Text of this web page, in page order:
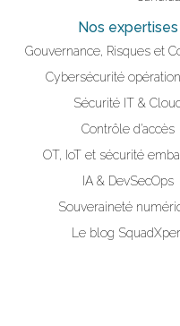
Nos expertises
Gouvernance, Risques et
Cybersécurité
Sécurité IT &
Contrôle d’accès
OT, IoT et sécurité
IA & DevSecOps
Souveraineté
Le blog